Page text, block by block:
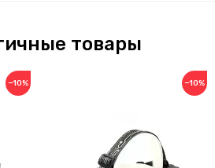
товары
−10% −10%